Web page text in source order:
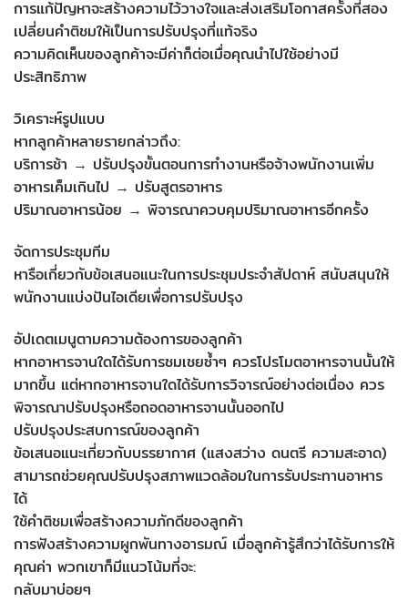
การแก้ปัญหาจะสร้างความไว้วางใจและส่งเสริมโอกาสครั้งที่สอง
เปลี่ยนคำติชมให้เป็นการปรับปรุงที่แท้จริง
ความคิดเห็นของลูกค้าจะมีค่าก็ต่อเมื่อคุณนำไปใช้อย่างมี
ประสิทธิภาพ
วิเคราะห์รูปแบบ
หากลูกค้าหลายรายกล่าวถึง:
บริการช้า → ปรับปรุงขั้นตอนการทำงานหรือจ้างพนักงานเพิ่ม
อาหารเค็มเกินไป → ปรับสูตรอาหาร
ปริมาณอาหารน้อย → พิจารณาควบคุมปริมาณอาหารอีกครั้ง
จัดการประชุมทีม
หารือเกี่ยวกับข้อเสนอแนะในการประชุมประจำสัปดาห์ สนับสนุนให้
พนักงานแบ่งปันไอเดียเพื่อการปรับปรุง
อัปเดตเมนูตามความต้องการของลูกค้า
หากอาหารจานใดได้รับการชมเชยซ้ำๆ ควรโปรโมตอาหารจานนั้นให้
มากขึ้น แต่หากอาหารจานใดได้รับการวิจารณ์อย่างต่อเนื่อง ควร
พิจารณาปรับปรุงหรือถอดอาหารจานนั้นออกไป
ปรับปรุงประสบการณ์ของลูกค้า
ข้อเสนอแนะเกี่ยวกับบรรยากาศ (แสงสว่าง ดนตรี ความสะอาด)
สามารถช่วยคุณปรับปรุงสภาพแวดล้อมในการรับประทานอาหาร
ได้
ใช้คำติชมเพื่อสร้างความภักดีของลูกค้า
การฟังสร้างความผูกพันทางอารมณ์ เมื่อลูกค้ารู้สึกว่าได้รับการให้
คุณค่า พวกเขาก็มีแนวโน้มที่จะ:
กลับมาบ่อยๆ